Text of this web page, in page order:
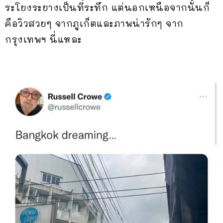
ระโยงระยางเป็นที่ระทึก แต่นอกเหนือจากนั้นก็
คือวิวสวยๆ จากภูเก็ตและภาพน่ารักๆ จาก
กรุงเทพฯ นี่แหละ